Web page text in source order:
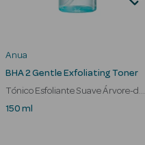
Coffrets
Anua
BHA 2 Gentle Exfoliating Toner
Tónico Esfoliante Suave Árvore-do-
chá
150 ml